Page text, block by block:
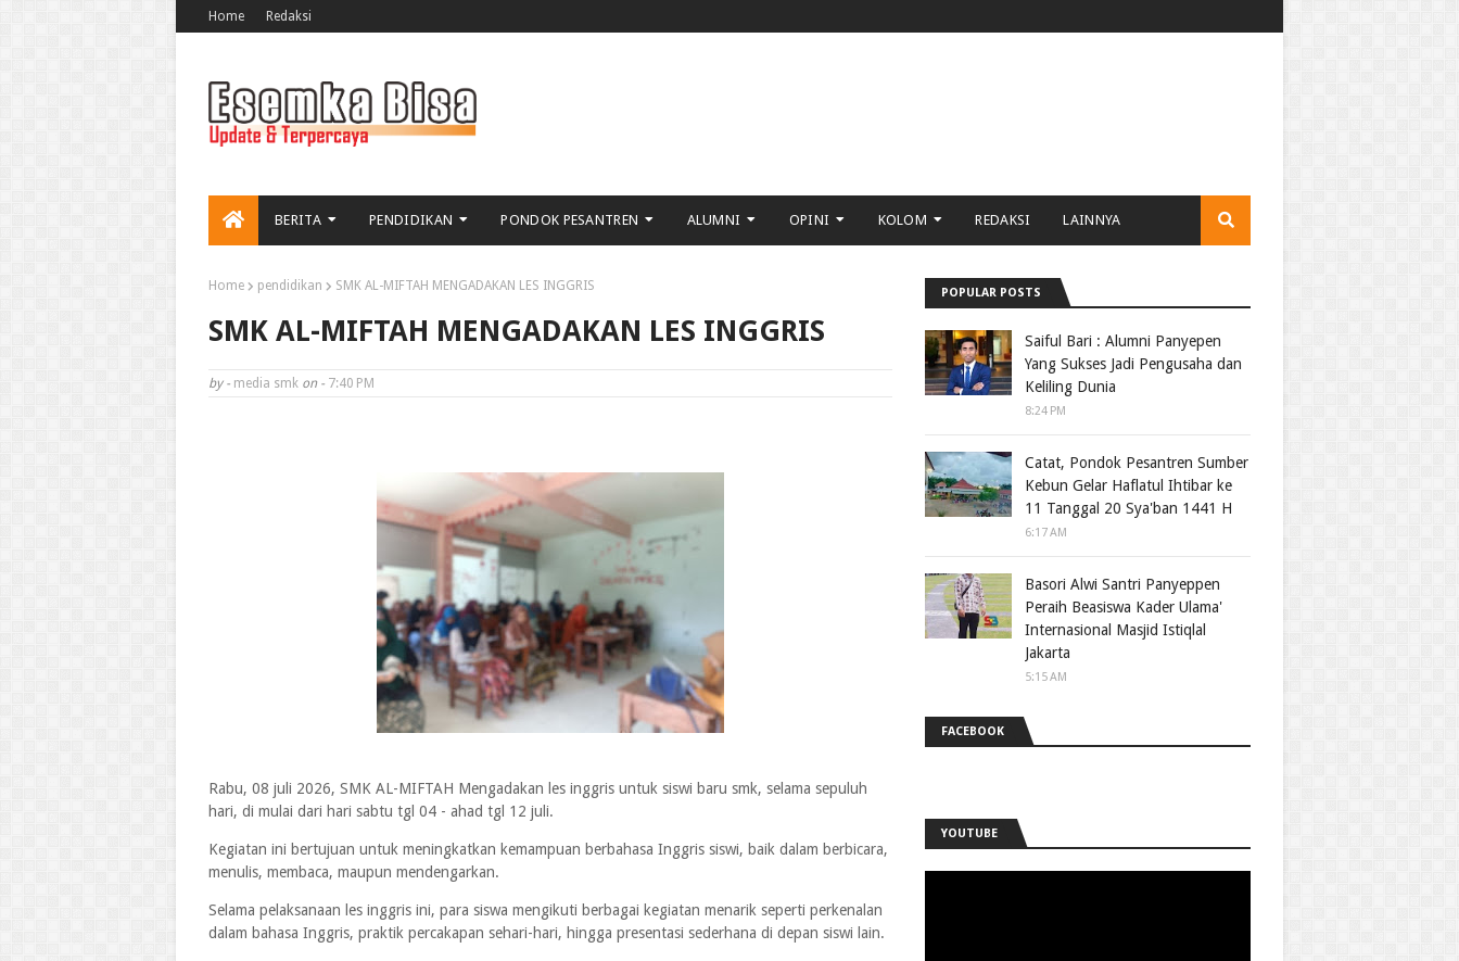
Home Redaksi
BERITA PENDIDIKAN PONDOK PESANTREN ALUMNI OPINI KOLOM REDAKSI LAINNYA
Home pendidikan SMK AL-MIFTAH MENGADAKAN LES INGGRIS
SMK AL-MIFTAH MENGADAKAN LES INGGRIS
by - media smk on - 7:40 PM
Rabu, 08 juli 2026, SMK AL-MIFTAH Mengadakan les inggris untuk siswi baru smk, selama sepuluh
hari, di mulai dari hari sabtu tgl 04 - ahad tgl 12 juli.
Kegiatan ini bertujuan untuk meningkatkan kemampuan berbahasa Inggris siswi, baik dalam berbicara,
menulis, membaca, maupun mendengarkan.
Selama pelaksanaan les inggris ini, para siswa mengikuti berbagai kegiatan menarik seperti perkenalan
dalam bahasa Inggris, praktik percakapan sehari-hari, hingga presentasi sederhana di depan siswi lain.
POPULAR POSTS
Saiful Bari : Alumni Panyepen
Yang Sukses Jadi Pengusaha dan
Keliling Dunia
8:24 PM
Catat, Pondok Pesantren Sumber
Kebun Gelar Haflatul Ihtibar ke
11 Tanggal 20 Sya'ban 1441 H
6:17 AM
Basori Alwi Santri Panyeppen
Peraih Beasiswa Kader Ulama'
Internasional Masjid Istiqlal
Jakarta
5:15 AM
FACEBOOK
YOUTUBE